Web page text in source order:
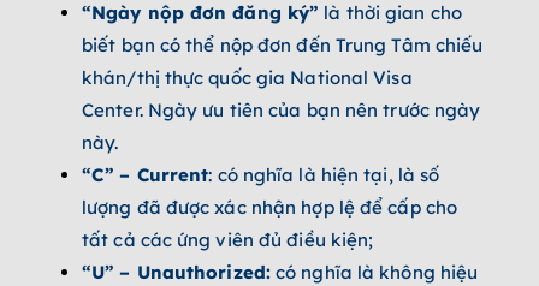
“Ngày nộp đơn đăng ký” là thời gian cho
biết bạn có thể nộp đơn đến Trung Tâm chiếu
khán/thị thực quốc gia National Visa
Center. Ngày ưu tiên của bạn nên trước ngày
này.
“C” – Current: có nghĩa là hiện tại, là số
lượng đã được xác nhận hợp lệ để cấp cho
tất cả các ứng viên đủ điều kiện;­
“U” – Unauthorized:có nghĩa là không hiệu